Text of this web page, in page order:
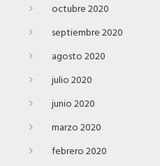
octubre 2020
septiembre 2020
agosto 2020
julio 2020
junio 2020
marzo 2020
febrero 2020